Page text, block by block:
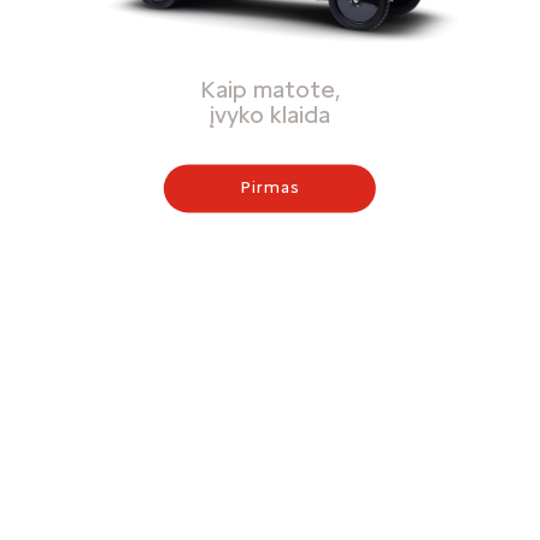
Kaip matote,
įvyko klaida
Pirmas